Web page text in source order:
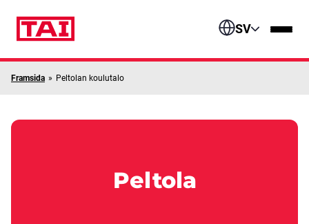
SV
Framsida » Peltolan koulutalo
Peltola